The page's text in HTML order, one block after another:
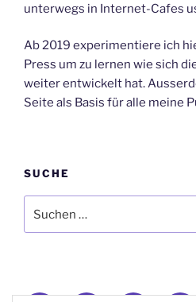
unterwegs in Internet-Cafes
Ab 2019 experimentiere ich
Press um zu lernen wie sich
weiter entwickelt hat.
Seite als Basis für alle meine
SUCHE
nach: